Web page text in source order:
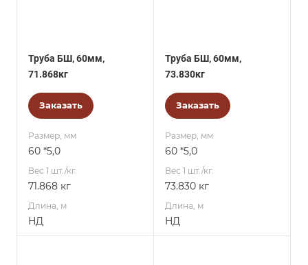
Труба БШ, 60мм,
71.868кг
Заказать
Размер, мм
60 *5,0
Вес 1 шт./кг.
71.868 кг
Длина, м
НД
Труба БШ, 60мм,
73.830кг
Заказать
Размер, мм
60 *5,0
Вес 1 шт./кг.
73.830 кг
Длина, м
НД